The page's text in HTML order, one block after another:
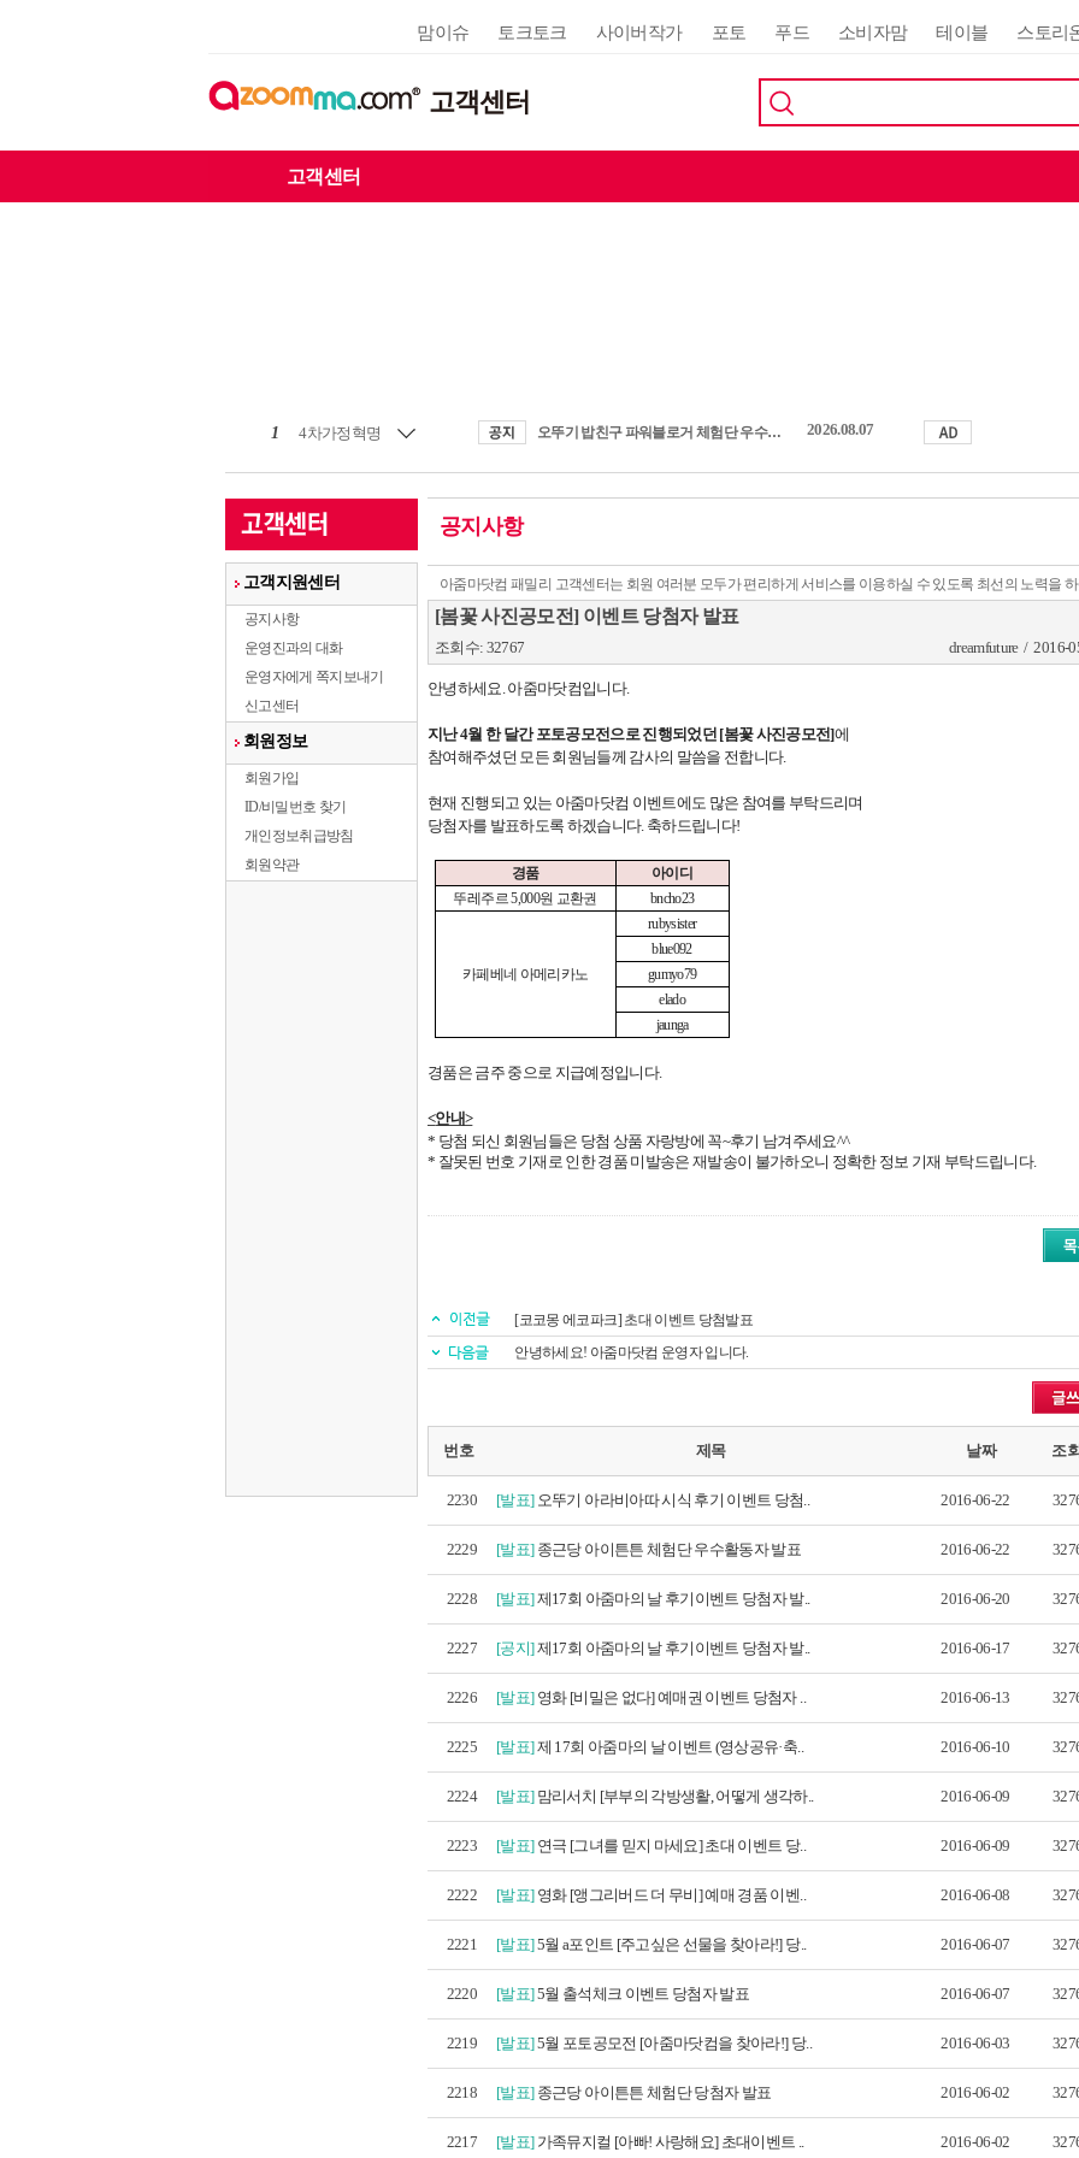
맘이슈 토크토크 사이버작가 포토 푸드 소비자맘 테이블 스토리
고객센터
고객센터
1 4차가정혁명 오뚜기 밥친구 파워블로거 체험단 우수활동자 발표 2026.08.07
고객지원센터
공지사항
운영진과의 대화
운영자에게 쪽지보내기
신고센터
회원정보
회원가입
ID/비밀번호 찾기
개인정보취급방침
회원약관
공지사항
아줌마닷컴 패밀리 고객센터는 회원 여러분 모두가 편리하게 서비스를 이용하실 수 있도록 최선의 노력을
[봄꽃 사진공모전] 이벤트 당첨자 발표
조회수: 32767 dreamfuture / 2016-
안녕하세요.아줌마닷컴입니다.
지난4월 한 달간 포토공모전으로 진행되었던 [봄꽃 사진공모전]에
참여해주셨던 모든 회원님들께 감사의 말씀을 전합니다.
현재 진행되고 있는 아줌마닷컴 이벤트에도 많은 참여를 부탁드리며
당첨자를 발표하도록 하겠습니다. 축하드립니다!
경품
아이디
뚜레주르5,000원 교환권 bncho23
카페베네 아메리카노
rubysister
blue092
gumyo79
elado
jaunga
경품은 금주 중으로 지급예정입니다.
<안내>
* 당첨 되신 회원님들은 당첨 상품 자랑방에 꼭~후기 남겨주세요^^
* 잘못된 번호 기재로 인한 경품 미발송은 재발송이 불가하오니 정확한 정보 기재 부탁드립니다.
[코코몽 에코파크] 초대 이벤트 당첨발표
안녕하세요! 아줌마닷컴 운영자 입니다.
번호 제목 날짜 조
2230 [발표] 오뚜기 아라비아따 시식 후기 이벤트 당첨.. 2016-06-22
2229 [발표] 종근당 아이튼튼 체험단 우수활동자 발표 2016-06-22
2228 [발표]제17회 아줌마의 날 후기이벤트 당첨자 발.. 2016-06-20
2227 [공지]제17회 아줌마의 날 후기이벤트 당첨자 발.. 2016-06-17
2226 [발표] 영화 [비밀은 없다] 예매권 이벤트 당첨자 .. 2016-06-13
2225 [발표]제 17회 아줌마의 날 이벤트 (영상공유·축.. 2016-06-10
2224 [발표] 맘리서치 [부부의 각방생활, 어떻게 생각하.. 2016-06-09
2223 [발표] 연극 [그녀를 믿지 마세요] 초대 이벤트 당.. 2016-06-09
2222 [발표] 영화 [앵그리버드 더 무비] 예매 경품 이벤.. 2016-06-08
2221 [발표]5월 a포인트 [주고싶은 선물을 찾아라!] 당.. 2016-06-07
2220 [발표]5월 출석체크 이벤트 당첨자 발표 2016-06-07
2219 [발표]5월 포토공모전 [아줌마닷컴을 찾아라!] 당.. 2016-06-03
2218 [발표] 종근당 아이튼튼 체험단 당첨자 발표 2016-06-02
2217 [발표] 가족뮤지컬 [아빠! 사랑해요] 초대이벤트 .. 2016-06-02